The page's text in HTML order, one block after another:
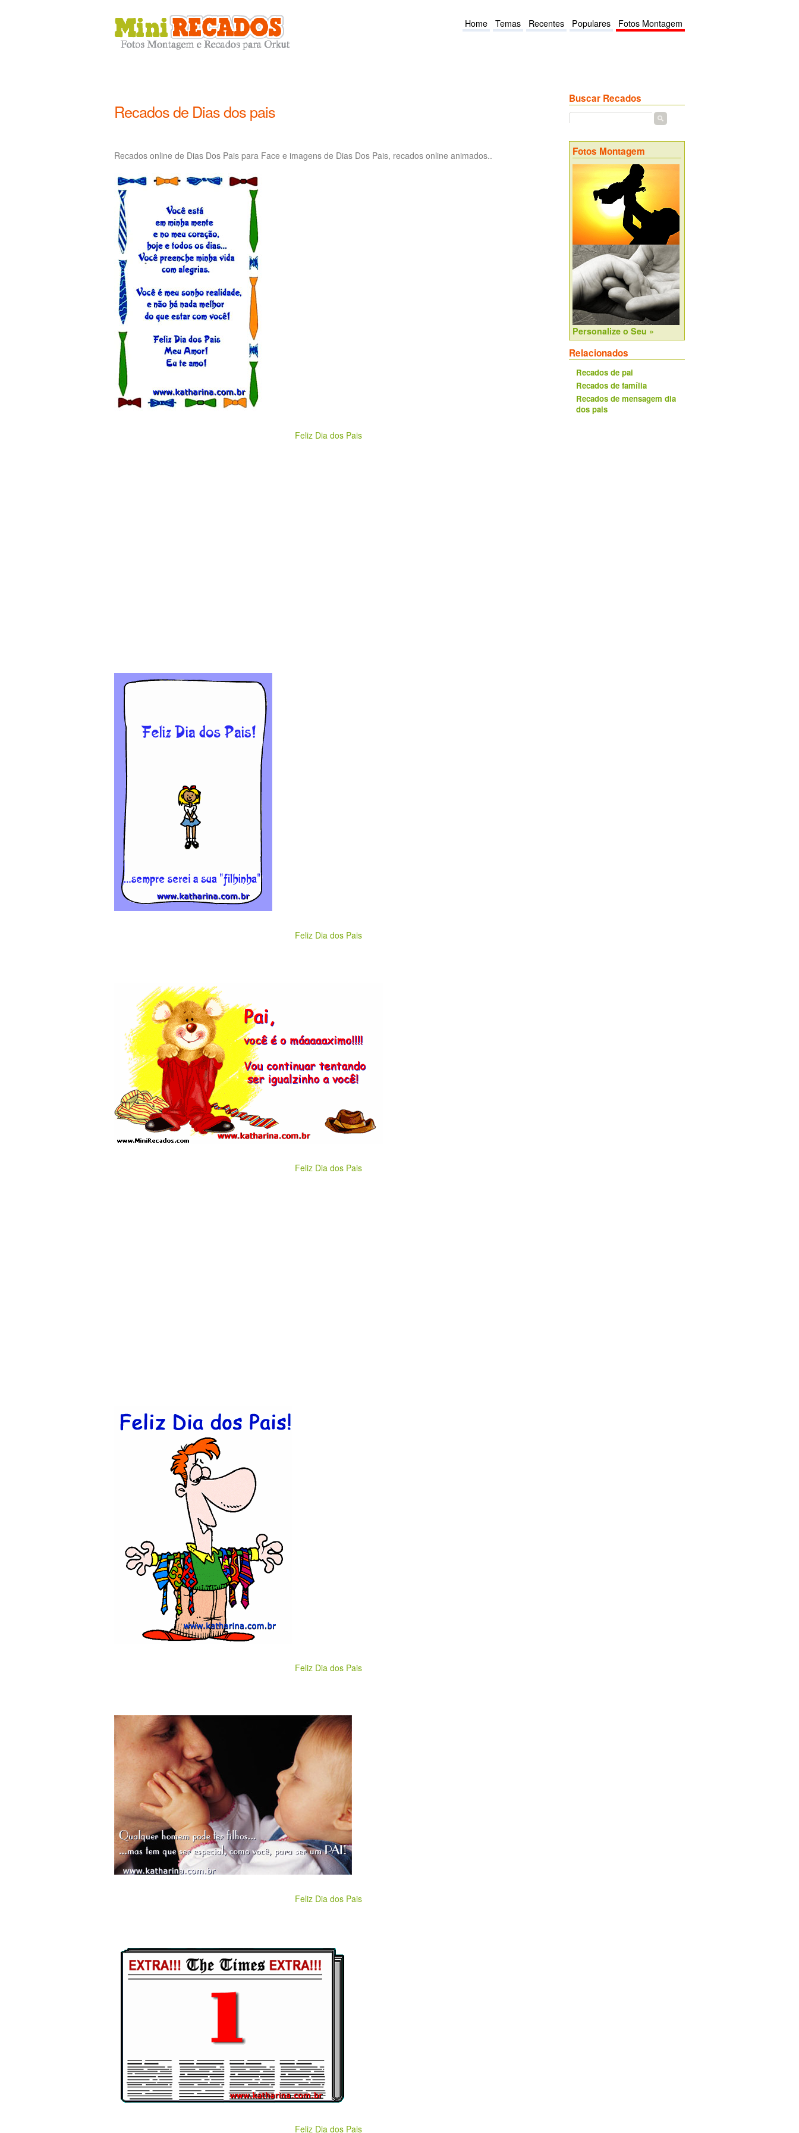
Home Temas Recentes Populares Fotos Montagem
Recados de Dias dos pais
Recados online de Dias Dos Pais para Face e imagens de Dias Dos Pais, recados online animados..
Feliz Dia dos Pais
Feliz Dia dos Pais
Feliz Dia dos Pais
Feliz Dia dos Pais
Feliz Dia dos Pais
Feliz Dia dos Pais
Buscar Recados
Fotos Montagem
Personalize o Seu »
Relacionados
Recados de pai
Recados de família
Recados de mensagem dia
dos pais